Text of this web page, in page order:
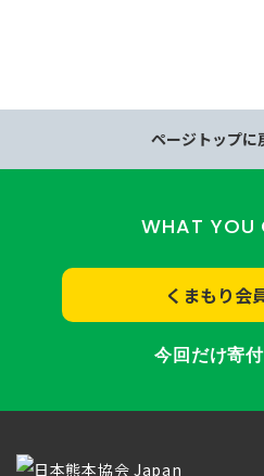
ページトップに
WHAT YOU
くまもり会
今回だけ寄